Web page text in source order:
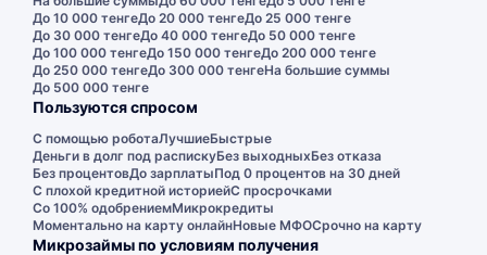
До 10 000 тенгеДо 20 000 тенгеДо 25 000 тенге
До 30 000 тенгеДо 40 000 тенгеДо 50 000 тенге
До 100 000 тенгеДо 150 000 тенгеДо 200 000 тенге
До 250 000 тенгеДо 300 000 тенгеНа большие суммы
До 500 000 тенге
Пользуются спросом
С помощью роботаЛучшиеБыстрые
Деньги в долг под распискуБез выходныхБез отказа
Без процентовДо зарплатыПод 0 процентов на 30 дней
С плохой кредитной историейС просрочками
Со 100% одобрениемМикрокредиты
Моментально на карту онлайнНовые МФОСрочно на карту
Микрозаймы по условиям получения